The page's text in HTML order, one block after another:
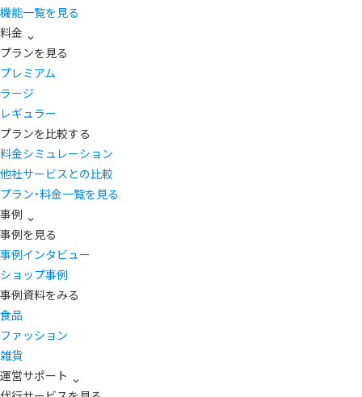
機能一覧を見る
料金
プランを見る
プレミアム
ラージ
レギュラー
プランを比較する
料金シミュレーション
他社サービスとの比較
プラン・料金一覧を見る
事例
事例を見る
事例インタビュー
ショップ事例
事例資料をみる
食品
ファッション
雑貨
運営サポート